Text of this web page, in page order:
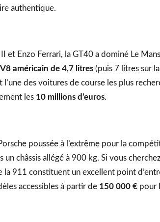
authentique.
et Enzo Ferrari, la GT40 a dominé Le
V8 américain de 4,7 litres (puis 7 litres sur
l’une des voitures de course les plus
les 10 millions d’euros.
poussée à l’extrême pour la
châssis allégé à 900 kg. Si vous
911 constituent un excellent point
accessibles à partir de 150 000 € pour